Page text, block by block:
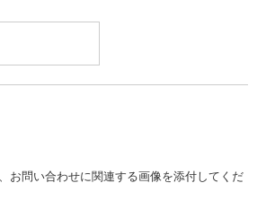
お問い合わせに関連する画像を添付してくだ